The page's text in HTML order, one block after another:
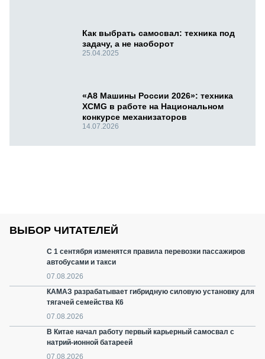
Как выбрать самосвал: техника под
задачу, а не наоборот
25.04.2025
«А8 Машины России 2026»: техника
XCMG в работе на Национальном
конкурсе механизаторов
14.07.2026
ВЫБОР ЧИТАТЕЛЕЙ
С 1 сентября изменятся правила перевозки пассажиров
автобусами и такси
07.08.2026
КАМАЗ разрабатывает гибридную силовую установку для
тягачей семейства К6
07.08.2026
В Китае начал работу первый карьерный самосвал с
натрий-ионной батареей
07.08.2026